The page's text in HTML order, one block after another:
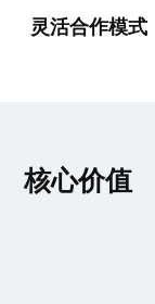
灵活合作模式
核心价值